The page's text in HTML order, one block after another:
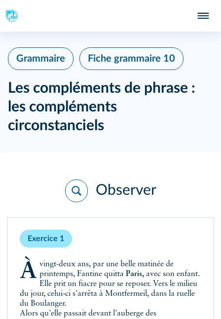
Grammaire Fiche grammaire 10
Les compléments de phrase :
les compléments
circonstanciels
Observer
Exercice 1
À vingt-deux ans, par une belle matinée de printemps, Fantine quitta Paris,avec son enfant.
Elle prit un fiacre pour se reposer. Vers le milieu
du jour, celui-ci s'arrêta à Montfermeil, dans la ruelle
du Boulanger.
Alors qu'elle passait devant l'auberge des